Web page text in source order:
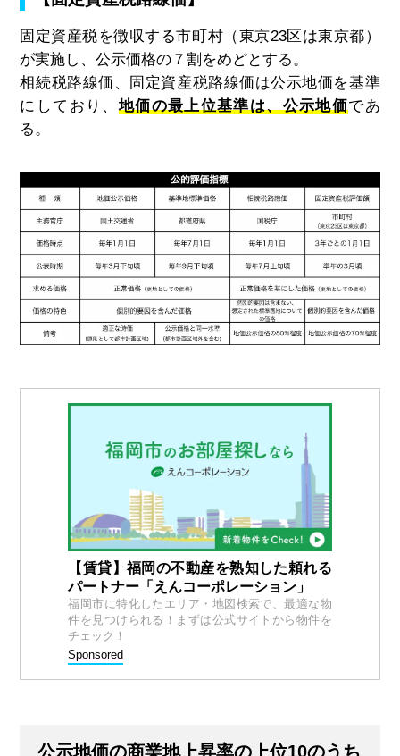
固定資産税を徴収する市町村（東京23区は東京都）
が実施し、公示価格の７割をめどとする。
相続税路線価、固定資産税路線価は公示地価を基準
にしており、 地価の最上位基準は、公示地価であ
る。
【賃貸】福岡の不動産を熟知した頼れる
パートナー「えんコーポレーション」
福岡市に特化したエリア・地図検索で、最適な物
件を見つけられる！まずは公式サイトから物件を
チェック！
Sponsored
公示地価の商業地上昇率の上位10のうち